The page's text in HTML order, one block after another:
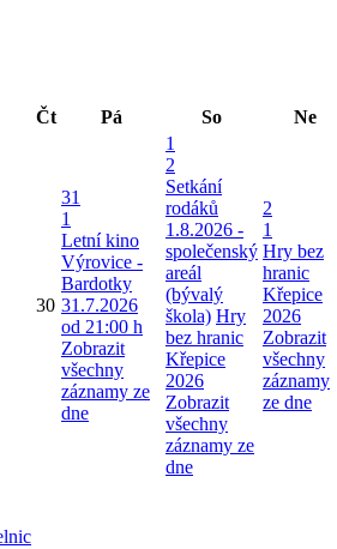
Čt Pá So Ne
30
31
1
Letní kino
Výrovice -
Bardotky
31.7.2026
od 21:00 h
Zobrazit
všechny
záznamy ze
dne
1
2
Setkání
rodáků
1.8.2026 -
společenský
areál
(bývalý
škola) Hry
bez hranic
Křepice
2026
Zobrazit
všechny
záznamy ze
dne
2
1
Hry bez
hranic
Křepice
2026
Zobrazit
všechny
záznamy
ze dne